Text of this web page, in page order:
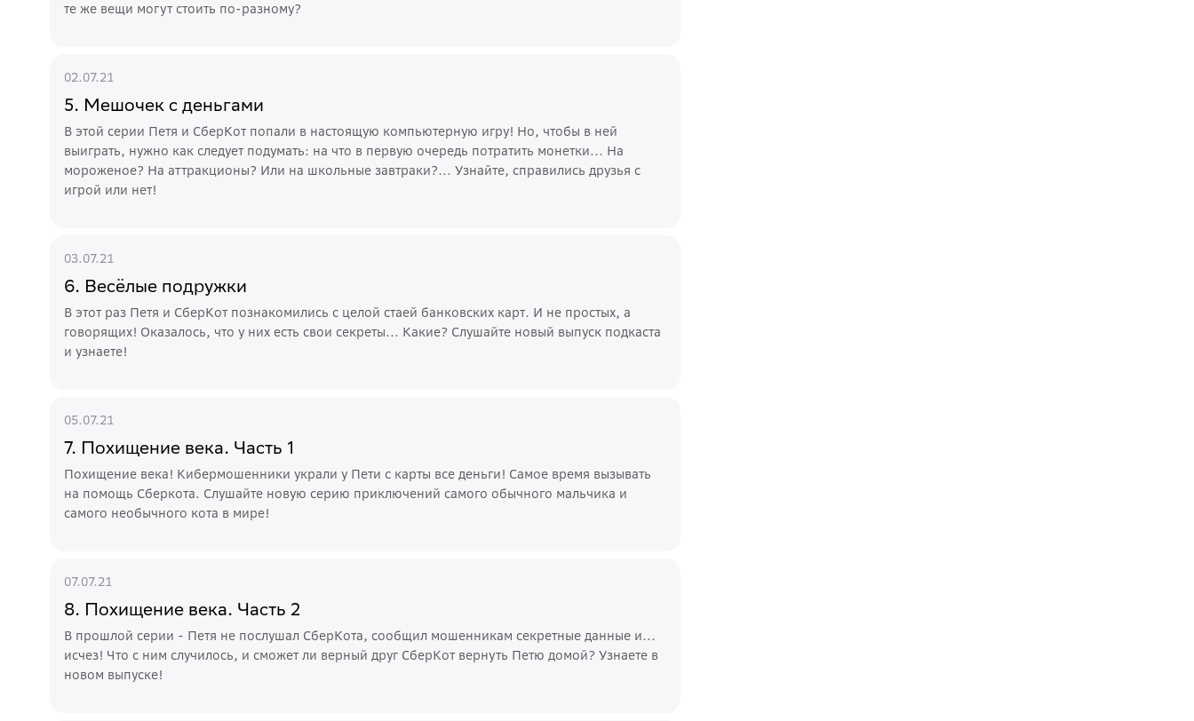
те же вещи могут стоить по-разному?
02.07.21
5. Мешочек с деньгами
В этой серии Петя и СберКот попали в настоящую компьютерную игру! Но, чтобы в ней
выиграть, нужно как следует подумать: на что в первую очередь потратить монетки... На
мороженое? На аттракционы? Или на школьные завтраки?... Узнайте, справились друзья с
игрой или нет!
03.07.21
6. Весёлые подружки
В этот раз Петя и СберКот познакомились с целой стаей банковских карт. И не простых, а
говорящих! Оказалось, что у них есть свои секреты... Какие? Слушайте новый выпуск подкаста
и узнаете!
05.07.21
7. Похищение века. Часть 1
Похищение века! Кибермошенники украли у Пети с карты все деньги! Самое время вызывать
на помощь Сберкота. Слушайте новую серию приключений самого обычного мальчика и
самого необычного кота в мире!
07.07.21
8. Похищение века. Часть 2
В прошлой серии - Петя не послушал СберКота, сообщил мошенникам секретные данные и...
исчез! Что с ним случилось, и сможет ли верный друг СберКот вернуть Петю домой? Узнаете в
новом выпуске!